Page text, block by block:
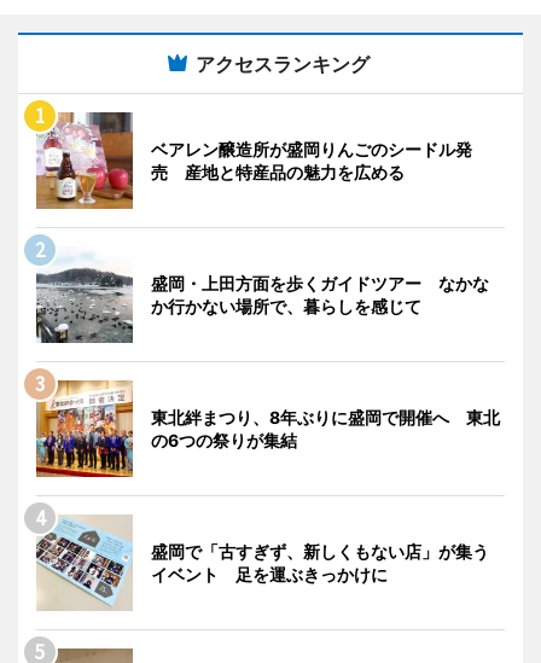
アクセスランキング
ベアレン醸造所が盛岡りんごのシードル発
売 産地と特産品の魅力を広める
盛岡・上田方面を歩くガイドツアー なかな
か行かない場所で、暮らしを感じて
東北絆まつり、8年ぶりに盛岡で開催へ 東北
の6つの祭りが集結
盛岡で「古すぎず、新しくもない店」が集う
イベント 足を運ぶきっかけに